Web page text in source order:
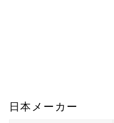
日本メーカー